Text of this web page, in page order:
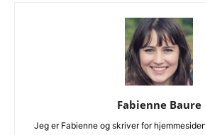
Fabienne Baure
Jeg er Fabienne og skriver for